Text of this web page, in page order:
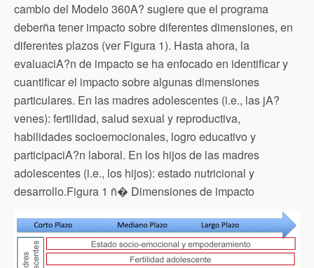
cambio del Modelo 360A? sugiere que el programa
deberña tener impacto sobre diferentes dimensiones, en
diferentes plazos (ver Figura 1). Hasta ahora, la
evaluaciA?n de impacto se ha enfocado en identificar y
cuantificar el impacto sobre algunas dimensiones
particulares. En las madres adolescentes (i.e., las jA?
venes): fertilidad, salud sexual y reproductiva,
habilidades socioemocionales, logro educativo y
participaciA?n laboral. En los hijos de las madres
adolescentes (i.e., los hijos): estado nutricional y
desarrollo.Figura 1 ñ� Dimensiones de impacto